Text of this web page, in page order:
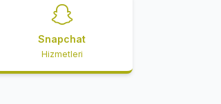
Snapchat
Hizmetleri